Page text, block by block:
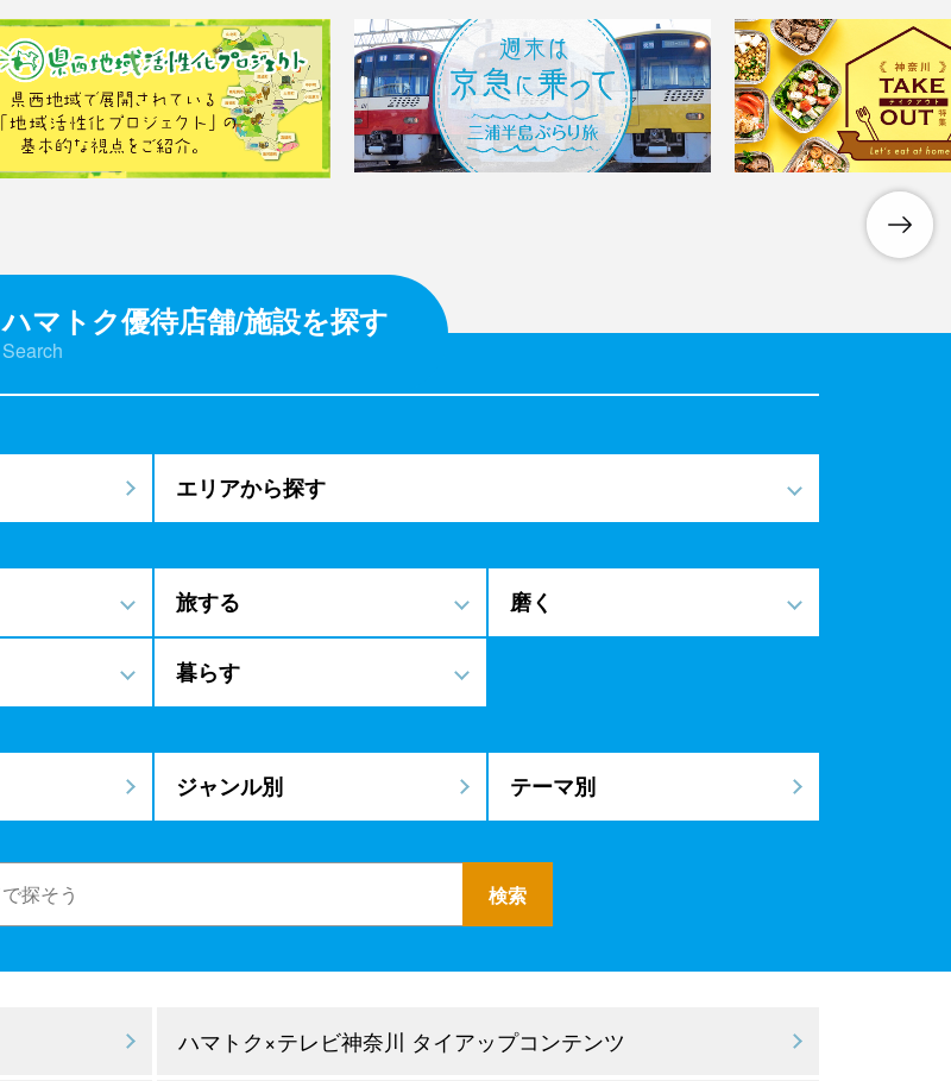
ハマトク優待店舗/施設を探す
Search
エリアから探す
旅する 磨く
暮らす
ジャンル別 テーマ別
ハマトク×テレビ神奈川 タイアップコンテンツ